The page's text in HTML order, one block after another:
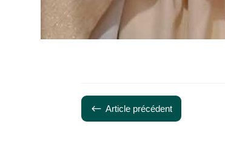
# Article précédent